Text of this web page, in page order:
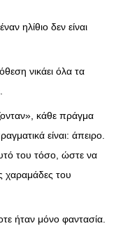
ηλίθιο δεν είναι
νικάει όλα τα
κάθε πράγμα
είναι: άπειρο.
του τόσο, ώστε να
χαραμάδες του
ήταν μόνο φαντασία.